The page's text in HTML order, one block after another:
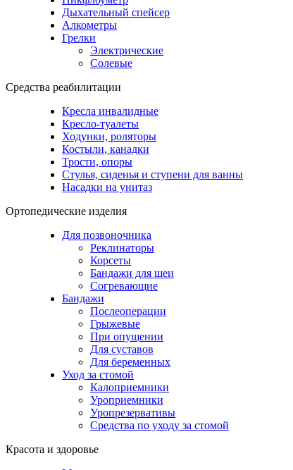
Дыхательный спейсер
Алкометры
Грелки
Электрические
Солевые
Средства реабилитации
Кресла инвалидные
Кресло-туалеты
Ходунки, роляторы
Костыли, канадки
Трости, опоры
Стулья, сиденья и ступени для ванны
Насадки на унитаз
Ортопедические изделия
Для позвоночника
Реклинаторы
Корсеты
Бандажи для шеи
Согревающие
Бандажи
Послеоперации
Грыжевые
При опущении
Для суставов
Для беременных
Уход за стомой
Калоприемники
Уроприемники
Уропрезервативы
Средства по уходу за стомой
Красота и здоровье